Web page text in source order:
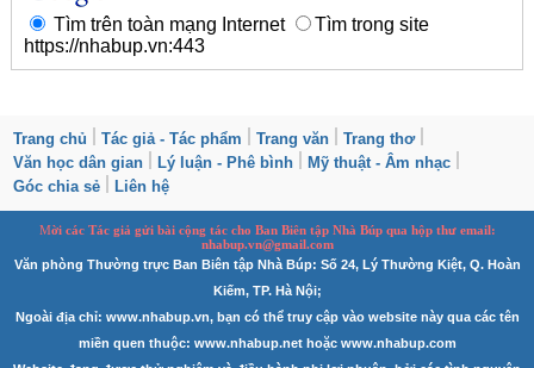
Tìm trên toàn mạng Internet
Tìm trong site
https://nhabup.vn:443
Trang chủ Tác giả - Tác phẩm Trang văn
Trang thơ
Văn học dân gian
Lý luận - Phê bình
Mỹ thuật - Âm nhạc
Góc chia sẻ
Liên hệ
Mời các Tác giả gửi bài cộng táccho Ban Biên tập Nhà Búp qua hộp thư email:
nhabup.vn@gmail.com
Văn phòng Thường trực Ban Biên tập Nhà Búp: Số 24, Lý Thường Kiệt, Q. Hoàn
Kiếm, TP. Hà Nội;
Ngoài địa chỉ: www.nhabup.vn, bạn có thể truy cập vào website này qua các tên
miền quen thuộc: www.nhabup.net hoặc www.nhabup.com